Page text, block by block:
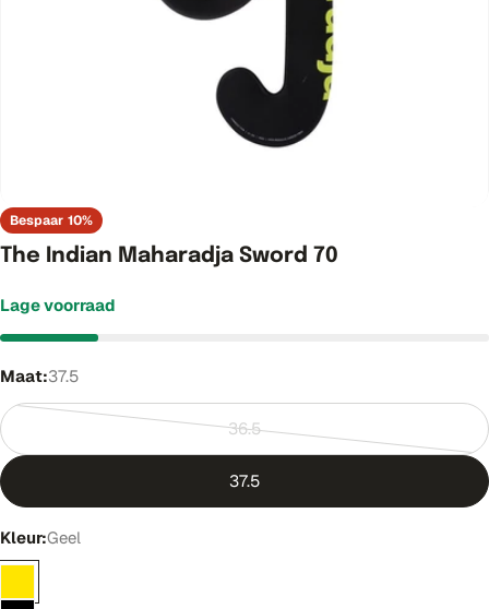
Bespaar 10%
The Indian Maharadja Sword 70
Lage voorraad
Maat:37.5
36.5
Variant
of
37.5
Kleur:Geel